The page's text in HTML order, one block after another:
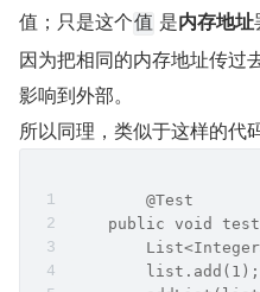
值；只是这个值 是内存地址
因为把相同的内存地址传过
影响到外部。
所以同理，类似于这样的代
	@Test
public void
        list.add(1);